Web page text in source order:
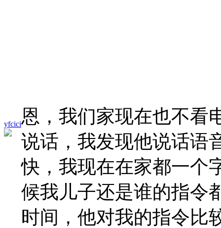
yfcici恩，我们家现在也不看
说话，我发现他说话语
快，我现在在家都一个
候我儿子还是谁的指令
时间，他对我的指令比